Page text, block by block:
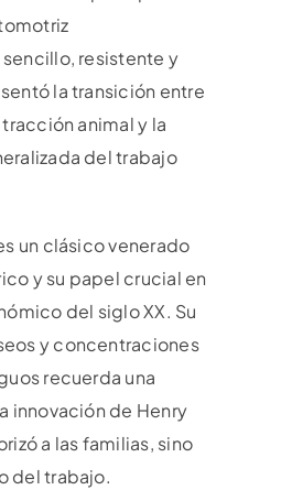
resistente y
la transición entre
animal y la
del trabajo
un clásico venerado
y su papel crucial en
del siglo XX. Su
y concentraciones
recuerda una
innovación de Henry
a las familias, sino
del trabajo.